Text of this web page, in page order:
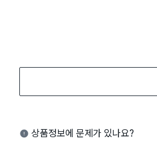
상품정보에 문제가 있나요?